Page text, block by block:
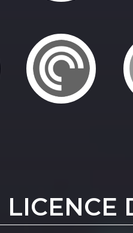
LICENCE